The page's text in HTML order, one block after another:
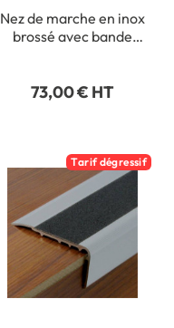
Nez de marche en inox
brossé avec bande
Auto-adhésif - Intérieur
73,00 € HT
Tarif dégressif